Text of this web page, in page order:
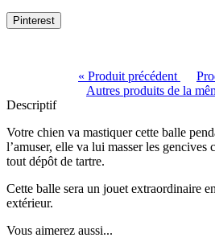
Pinterest
« Produit précédent
Autres produits de la
Descriptif
Votre chien va mastiquer cette balle
l’amuser, elle va lui masser les gencives
tout dépôt de tartre.
Cette balle sera un jouet extraordinaire
extérieur.
Vous aimerez aussi...